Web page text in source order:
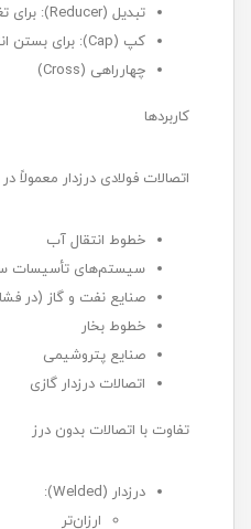
تبدیل (Reducer): برای تغییر قطر لوله
کپ (Cap): برای بستن انتهای لوله
چهارراهی (Cross)
کاربردها
اتصالات فولادی درزدار معمولاً
خطوط انتقال آب
سیستم‌های تأسیسات
صنایع نفت و گاز (در
خطوط بخار
صنایع پتروشیمی
اتصالات درزدار گازی
تفاوت با اتصالات بدون درز
درزدار (Welded):
ارزان‌تر